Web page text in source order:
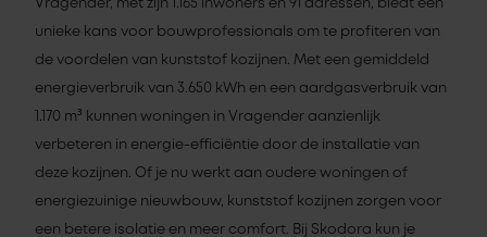
Vragender, met zijn 1.165 inwoners en 91 adressen, biedt een
unieke kans voor bouwprofessionals om te profiteren van
de voordelen van kunststof kozijnen. Met een gemiddeld
energieverbruik van 3.650 kWh en een aardgasverbruik van
1.170 m³ kunnen woningen in Vragender aanzienlijk
verbeteren in energie-efficiëntie door de installatie van
deze kozijnen. Of je nu werkt aan oudere woningen of
energiezuinige nieuwbouw, kunststof kozijnen zorgen voor
een betere isolatie en meer comfort. Bij Skodora kun je